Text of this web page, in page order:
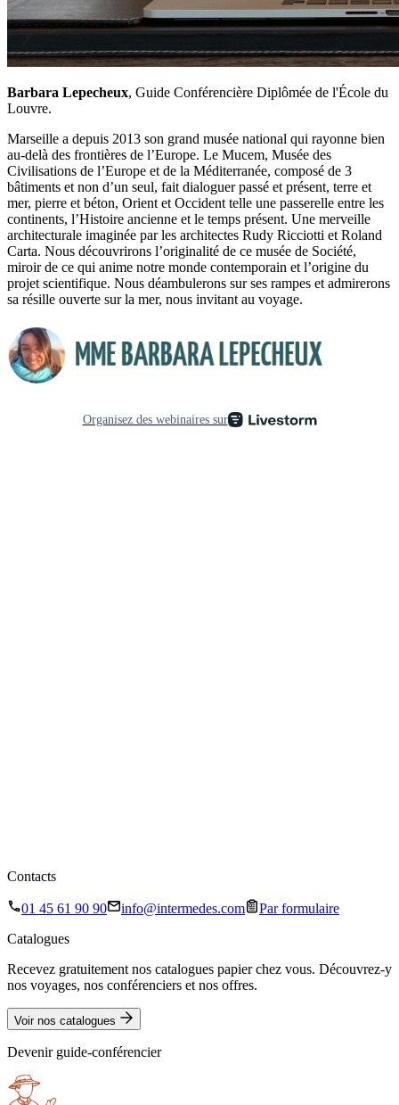
Barbara Lepecheux, Guide Conférencière Diplômée de l'École du
Louvre.
Marseille a depuis 2013 son grand musée national qui rayonne bien
au-delà des frontières de l’Europe. Le Mucem, Musée des
Civilisations de l’Europe et de la Méditerranée, composé de 3
bâtiments et non d’un seul, fait dialoguer passé et présent, terre et
mer, pierre et béton, Orient et Occident telle une passerelle entre les
continents, l’Histoire ancienne et le temps présent. Une merveille
architecturale imaginée par les architectes Rudy Ricciotti et Roland
Carta. Nous découvrirons l’originalité de ce musée de Société,
miroir de ce qui anime notre monde contemporain et l’origine du
projet scientifique. Nous déambulerons sur ses rampes et admirerons
sa résille ouverte sur la mer, nous invitant au voyage.
Contacts
01 45 61 90 90 info@intermedes.com
Par formulaire
Catalogues
Recevez gratuitement nos catalogues papier chez vous. Découvrez-y
nos voyages, nos conférenciers et nos offres.
Voir nos catalogues
Devenir guide-conférencier